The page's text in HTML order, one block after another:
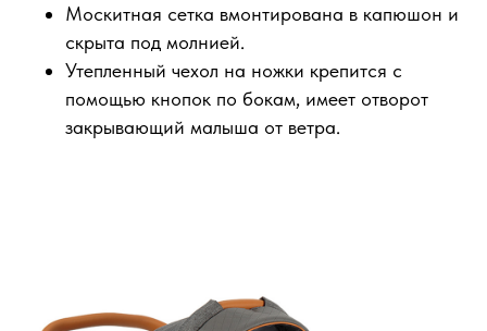
Москитная сетка вмонтирована в капюшон и
скрыта под молнией.
Утепленный чехол на ножки крепится с
помощью кнопок по бокам, имеет отворот
закрывающий малыша от ветра.